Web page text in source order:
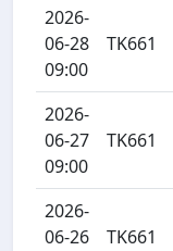
2026-
06-28
09:00
TK661
2026-
06-27
09:00
TK661
2026-
06-26
TK661